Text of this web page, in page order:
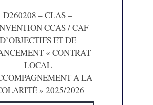
D260208 – CLAS –
CCAS / CAF
D’OBJECTIFS ET DE
« CONTRAT
LOCAL
A LA
» 2025/2026